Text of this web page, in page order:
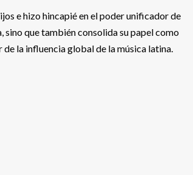
e hizo hincapié en el poder unificador de
sino que también consolida su papel como
la influencia global de la música latina.